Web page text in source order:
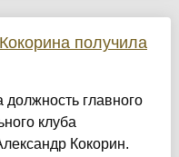
получила
должность главного
клуба
Кокорин.